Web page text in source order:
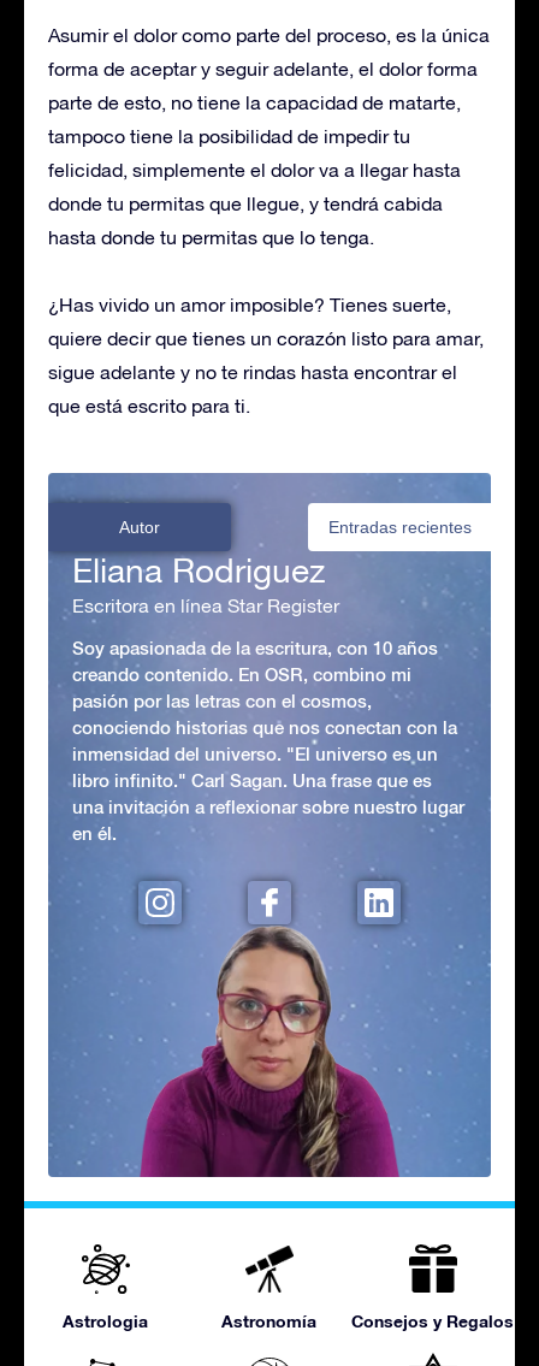
Asumir el dolor como parte del proceso, es la única
forma de aceptar y seguir adelante, el dolor forma
parte de esto, no tiene la capacidad de matarte,
tampoco tiene la posibilidad de impedir tu
felicidad, simplemente el dolor va a llegar hasta
donde tu permitas que llegue, y tendrá cabida
hasta donde tu permitas que lo tenga.
¿Has vivido un amor imposible? Tienes suerte,
quiere decir que tienes un corazón listo para amar,
sigue adelante y no te rindas hasta encontrar el
que está escrito para ti.
Autor Entradas recientes
Eliana Rodriguez
Escritora en línea Star Register
Soy apasionada de la escritura, con 10 años
creando contenido. En OSR, combino mi
pasión por las letras con el cosmos,
conociendo historias que nos conectan con la
inmensidad del universo. "El universo es un
libro infinito." Carl Sagan. Una frase que es
una invitación a reflexionar sobre nuestro lugar
en él.
Astrologia Astronomía Consejos y Regalos